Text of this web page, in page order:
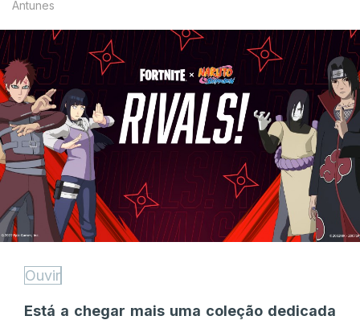
Antunes
Ouvir
Está a chegar mais uma coleção dedicada